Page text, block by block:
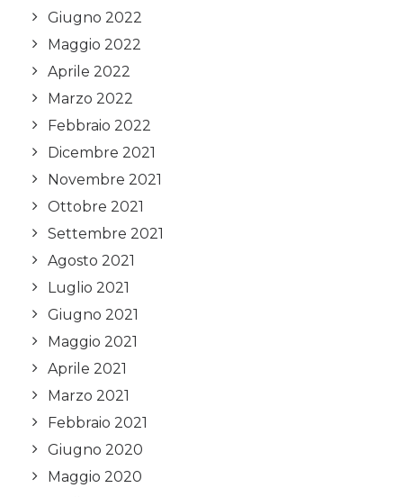
Giugno 2022
Maggio 2022
Aprile 2022
Marzo 2022
Febbraio 2022
Dicembre 2021
Novembre 2021
Ottobre 2021
Settembre 2021
Agosto 2021
Luglio 2021
Giugno 2021
Maggio 2021
Aprile 2021
Marzo 2021
Febbraio 2021
Giugno 2020
Maggio 2020